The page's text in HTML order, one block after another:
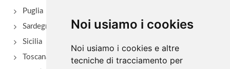
Noi usiamo i cookies
Noi usiamo i cookies e altre
tecniche di tracciamento per
Puglia
Sardegna
Sicilia
Toscana